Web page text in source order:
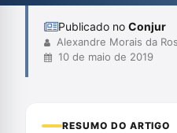
Publicado no Conjur
Alexandre Morais da
10 de maio de 2019
RESUMO DO ARTIGO